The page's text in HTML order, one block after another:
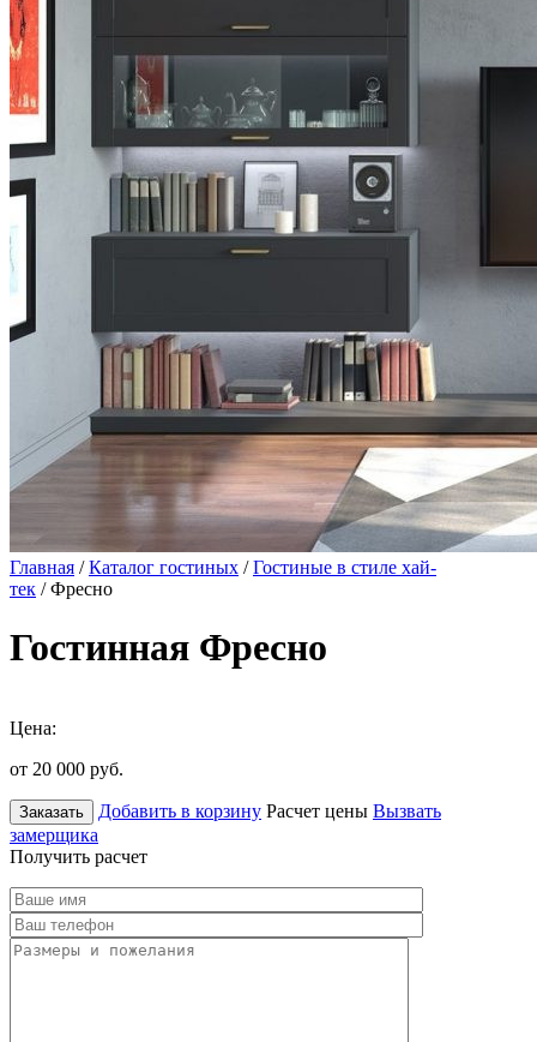
Главная /Каталог гостиных /Гостиные в стиле хай-
тек / Фресно
Гостинная Фресно
Цена:
от 20 000 руб.
Заказать Добавить в корзину Расчет цены Вызвать
замерщика
Получить расчет